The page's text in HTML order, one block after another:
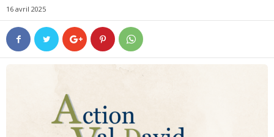
16 avril 2025